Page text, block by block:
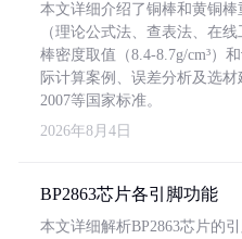
本文详细介绍了铜棒和黄铜
（理论公式法、查表法、在
棒密度取值（8.4-8.7g/cm³）
际计算案例、误差分析及选
2007等国家标准。
2026年8月4日
BP2863芯片各引脚功能
本文详细解析BP2863芯片的